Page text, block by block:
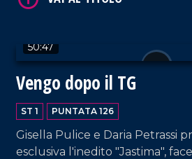
50:47
Vengo dopo il TG
ST 1 PUNTATA 126
Gisella Pulice e Daria Petrassi
esclusiva l'inedito "Jastima",
VAI AL TITOLO